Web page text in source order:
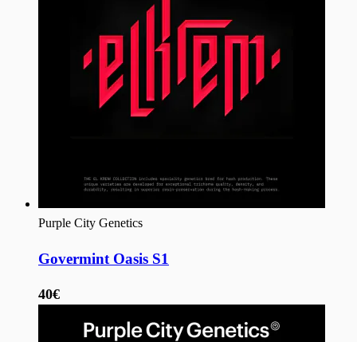
Purple City Genetics
Govermint Oasis S1
40€